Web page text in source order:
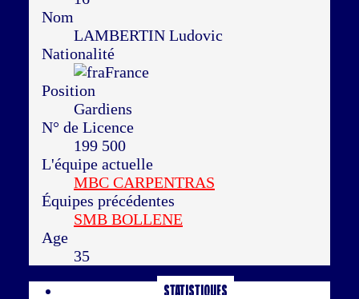
Nom
LAMBERTIN Ludovic
Nationalité
France
Position
Gardiens
N° de Licence
199 500
L'équipe actuelle
MBC CARPENTRAS
Équipes précédentes
SMB BOLLENE
Age
35
Statistiques